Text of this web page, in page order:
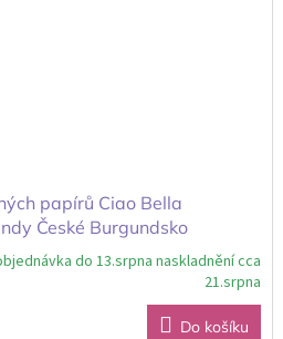
papírů Ciao Bella
České Burgundsko
do 13.srpna naskladnění cca
21.srpna
Do košíku